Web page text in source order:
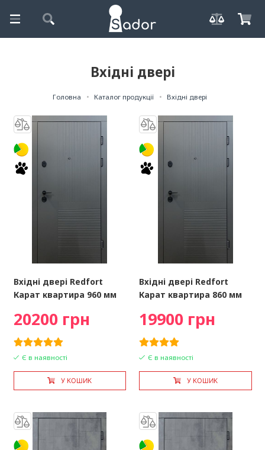
Вхідні двері
Головна Каталог продукції Вхідні двері
Вхідні двері Redfort
Карат квартира 960 мм
20200 грн
Є в наявності
У КОШИК
Вхідні двері Redfort
Карат квартира 860 мм
19900 грн
Є в наявності
У КОШИК